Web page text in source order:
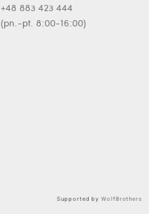
+48 883 423 444
(pn.-pt. 8:00-16:00)
Supported byWolfBrothers